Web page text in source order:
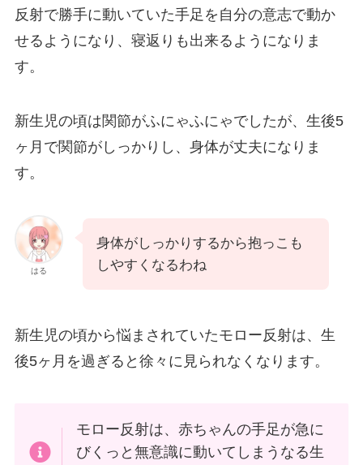
反射で勝手に動いていた手足を自分の意志で動か
せるようになり、寝返りも出来るようになりま
す。
新生児の頃は関節がふにゃふにゃでしたが、生後5
ヶ月で関節がしっかりし、身体が丈夫になりま
す。
はる
身体がしっかりするから抱っこも
しやすくなるわね
新生児の頃から悩まされていたモロー反射は、生
後5ヶ月を過ぎると徐々に見られなくなります。
モロー反射は、赤ちゃんの手足が急に
びくっと無意識に動いてしまうなる生